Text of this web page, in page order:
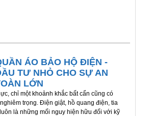
ÁO BẢO HỘ ĐIỆN -
TƯ NHỎ CHO SỰ AN
LỚN
chỉ một khoảnh khắc bất cẩn cũng có
trọng. Điện giật, hồ quang điện, tia
là những mối nguy hiện hữu đối với kỹ